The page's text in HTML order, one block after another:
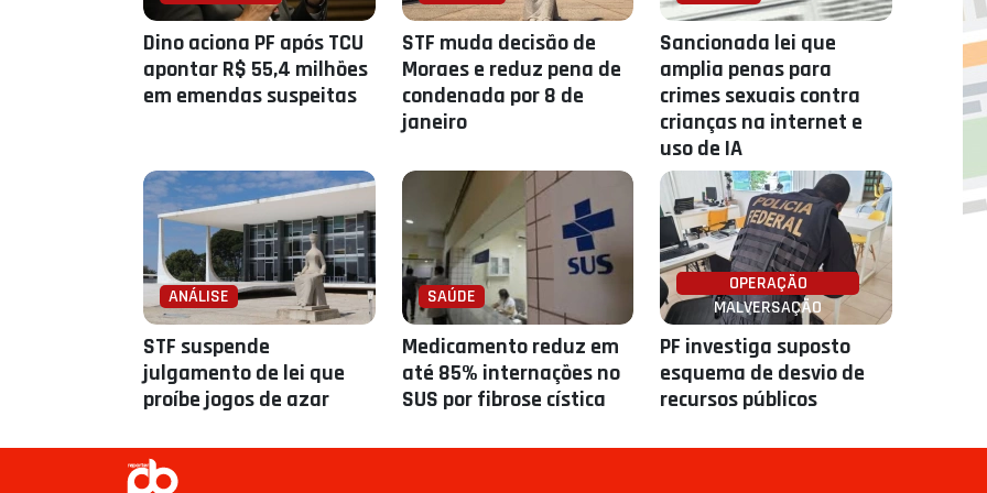
Dino aciona PF após TCU
apontar R$ 55,4 milhões
em emendas suspeitas
STF muda decisão de
Moraes e reduz pena de
condenada por 8 de
janeiro
Sancionada lei que
amplia penas para
crimes sexuais contra
crianças na internet e
uso de IA
ANÁLISE
STF suspende
julgamento de lei que
proíbe jogos de azar
SAÚDE
Medicamento reduz em
até 85% internações no
SUS por fibrose cística
OPERAÇÃO
MALVERSAÇÃO
PF investiga suposto
esquema de desvio de
recursos públicos